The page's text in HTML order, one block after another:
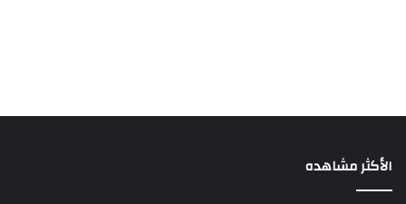
الأكثر مشاهده